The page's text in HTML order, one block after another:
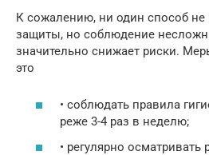
К сожалению, ни один способ не
защиты, но соблюдение
значительно снижает риски.
это
• соблюдать правила
реже 3-4 раз в неделю;
• регулярно осматривать